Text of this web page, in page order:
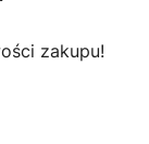
zakupu!